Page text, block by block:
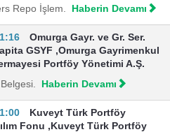
Repo İşlem. Haberin Devamı
Omurga Gayr. ve Gr. Ser.
GSYF ,Omurga Gayrimenkul
Portföy Yönetimi A.Ş.
Haberin Devamı
Kuveyt Türk Portföy
Fonu ,Kuveyt Türk Portföy